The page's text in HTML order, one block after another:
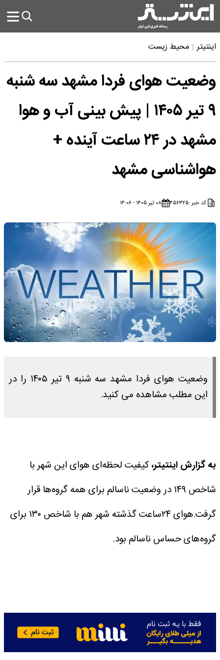
اینتیتر محیط زیست
وضعیت هوای فردا مشهد سه شنبه
۹ تیر ۱۴۰۵ | پیش بینی آب و هوا
مشهد در ۲۴ ساعت آینده +
هواشناسی مشهد
کد خبر :۴۵۶۳۲۵ ۰۸ تیر ۱۴۰۵ - ۱۴:۰۶
وضعیت هوای فردا مشهد سه شنبه ۹ تیر ۱۴۰۵ را در
این مطلب مشاهده می کنید.
به گزارش اینتیتر،کیفیت لحظه‌ای هوای این شهر با
شاخص ۱۴۹ در وضعیت ناسالم برای همه گروه‌ها قرار
گرفت.هوای ۲۴ساعت گذشته شهر هم با شاخص ۱۳۰ برای
گروه‌های حساس ناسالم بود.